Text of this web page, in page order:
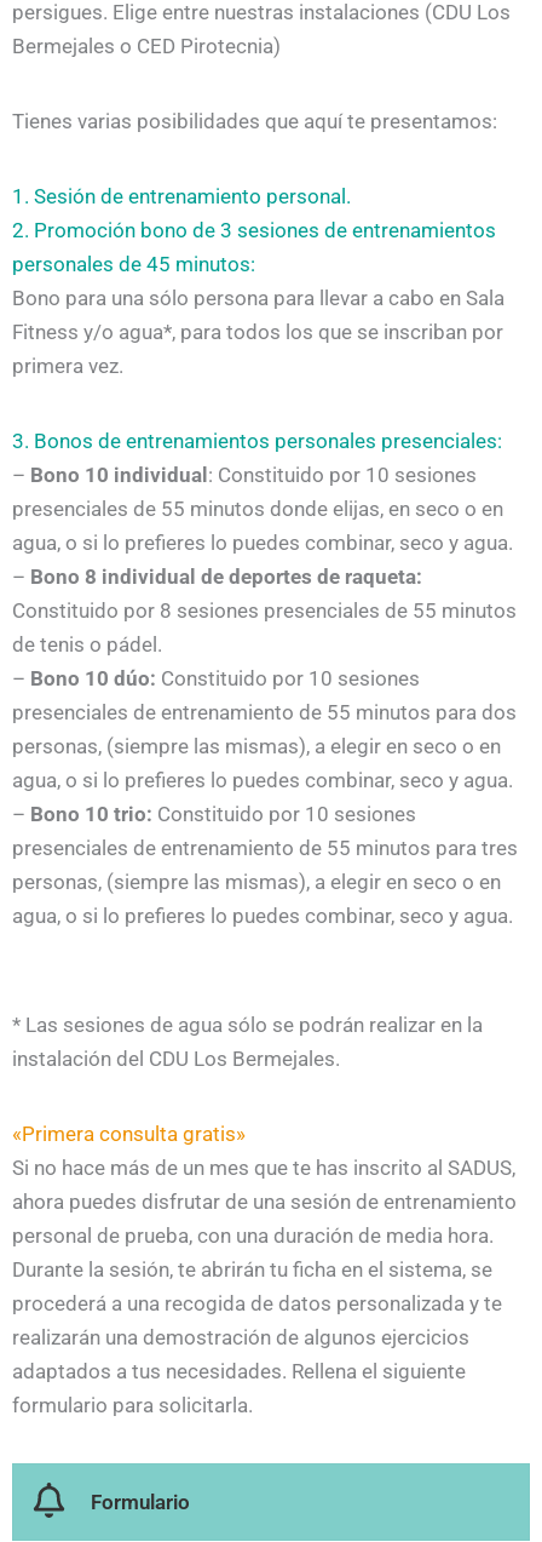
persigues. Elige entre nuestras instalaciones (CDU Los
Bermejales o CED Pirotecnia)
Tienes varias posibilidades que aquí te presentamos:
1. Sesión de entrenamiento personal.
2. Promoción bono de 3 sesiones de entrenamientos
personales de 45 minutos:
Bono para una sólo persona para llevar a cabo en Sala
Fitness y/o agua*, para todos los que se inscriban por
primera vez.
3. Bonos de entrenamientos personales presenciales:
– Bono 10 individual : Constituido por 10 sesiones
presenciales de 55 minutos donde elijas, en seco o en
agua, o si lo prefieres lo puedes combinar, seco y agua.
– Bono 8 individual de deportes de raqueta:
Constituido por 8 sesiones presenciales de 55 minutos
de tenis o pádel.
– Bono 10 dúo: Constituido por 10 sesiones
presenciales de entrenamiento de 55 minutos para dos
personas, (siempre las mismas), a elegir en seco o en
agua, o si lo prefieres lo puedes combinar, seco y agua.
– Bono 10 trio: Constituido por 10 sesiones
presenciales de entrenamiento de 55 minutos para tres
personas, (siempre las mismas), a elegir en seco o en
agua, o si lo prefieres lo puedes combinar, seco y agua.
* Las sesiones de agua sólo se podrán realizar en la
instalación del CDU Los Bermejales.
«Primera consulta gratis»
Si no hace más de un mes que te has inscrito al SADUS,
ahora puedes disfrutar de una sesión de entrenamiento
personal de prueba, con una duración de media hora.
Durante la sesión, te abrirán tu ficha en el sistema, se
procederá a una recogida de datos personalizada y te
realizarán una demostración de algunos ejercicios
adaptados a tus necesidades. Rellena el siguiente
formulario para solicitarla.
Formulario